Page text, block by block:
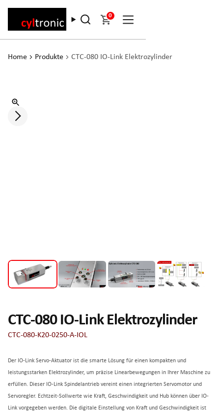
0
Home Produkte CTC-080 IO-Link Elektrozylinder
CTC-080 IO-Link Elektrozylinder
CTC-080-K20-0250-A-IOL
Der IO-Link Servo-Aktuator ist die smarte Lösung für einen kompakten und
leistungsstarken Elektrozylinder, um präzise Linearbewegungen in Ihrer Maschine zu
erfüllen. Dieser IO-Link Spindelantrieb vereint einen integrierten Servomotor und
Servoregler. Echtzeit-Sollwerte wie Kraft, Geschwindigkeit und Hub können über IO-
Link vorgegeben werden. Die digitale Einstellung von Kraft und Geschwindigkeit ist